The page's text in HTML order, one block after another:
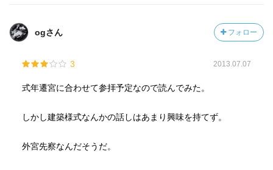
ogさん フォロー
3 2013.07.07
式年遷宮に合わせて参拝予定なので読んでみた。
しかし建築様式なんかの話しはあまり興味を持てず。
外宮先察なんだそうだ。